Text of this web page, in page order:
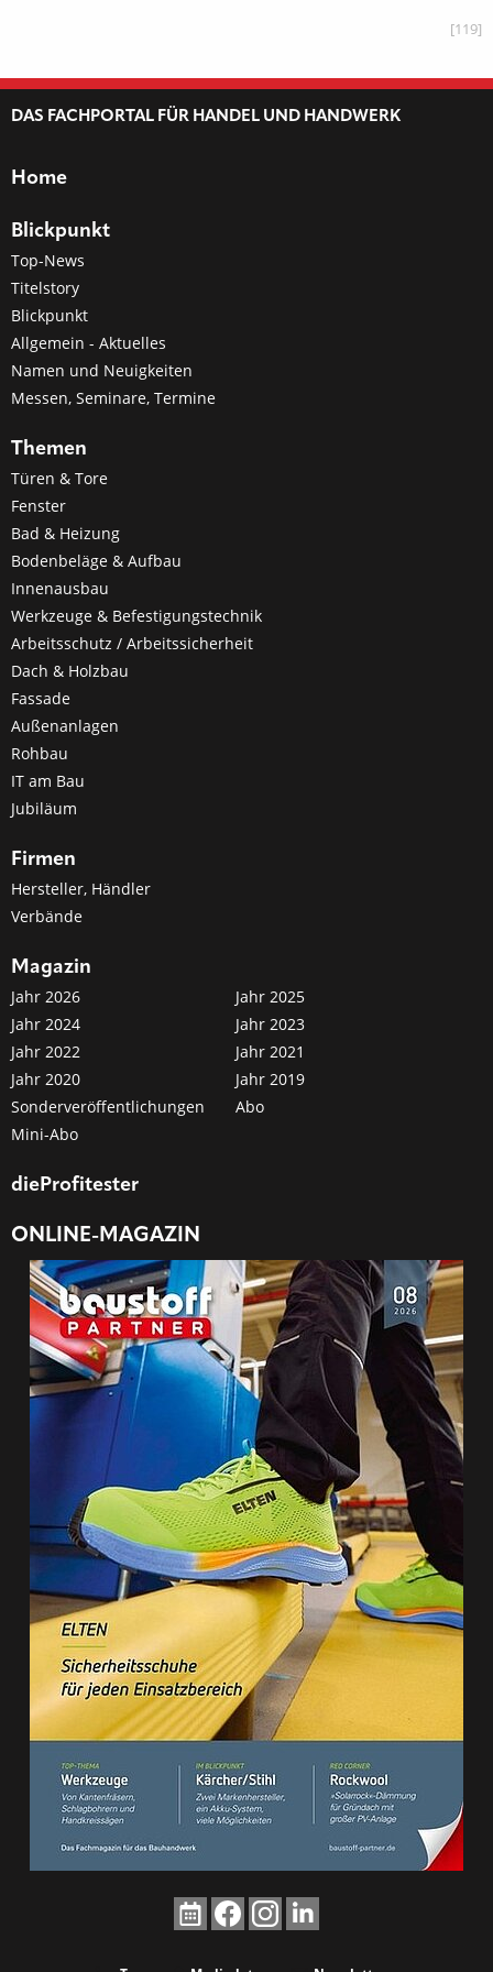
[119]
DAS FACHPORTAL FÜR HANDEL UND HANDWERK
Home
Blickpunkt
Top-News
Titelstory
Blickpunkt
Allgemein - Aktuelles
Namen und Neuigkeiten
Messen, Seminare, Termine
Themen
Türen & Tore
Fenster
Bad & Heizung
Bodenbeläge & Aufbau
Innenausbau
Werkzeuge & Befestigungstechnik
Arbeitsschutz / Arbeitssicherheit
Dach & Holzbau
Fassade
Außenanlagen
Rohbau
IT am Bau
Jubiläum
Firmen
Hersteller, Händler
Verbände
Magazin
Jahr 2026
Jahr 2025
Jahr 2024
Jahr 2023
Jahr 2022
Jahr 2021
Jahr 2020
Jahr 2019
Sonderveröffentlichungen
Abo
Mini-Abo
dieProfitester
ONLINE-MAGAZIN